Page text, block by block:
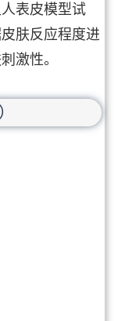
表皮模型试
肤反应程度进
激性。